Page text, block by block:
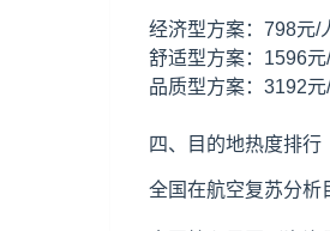
经济型方案：798元/
舒适型方案：1596元
品质型方案：3192元
四、目的地热度排行
全国在航空复苏分析